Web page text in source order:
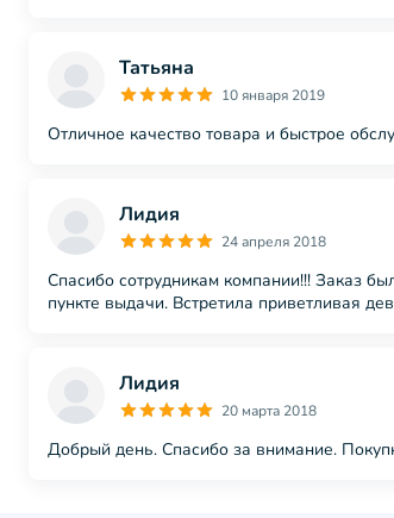
Татьяна
10 января 2019
Отличное качество товара и быстрое
Лидия
24 апреля 2018
Спасибо сотрудникам компании!!! Заказ
пункте выдачи. Встретила приветливая
Лидия
20 марта 2018
Добрый день. Спасибо за внимание.